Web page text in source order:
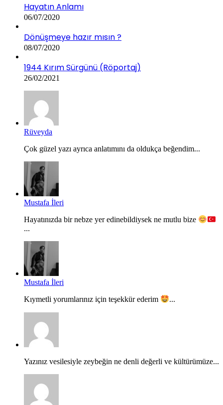
Hayatın Anlamı
06/07/2020
Dönüşmeye hazır mısın ?
08/07/2020
1944 Kırım Sürgünü (Röportaj)
26/02/2021
Rüveyda
Çok güzel yazı ayrıca anlatımını da oldukça beğendim...
Mustafa İleri
Hayatınızda bir nebze yer edinebildiysek ne mutlu bize
...
Mustafa İleri
Kıymetli yorumlarınız için teşekkür ederim ...
Yazınız vesilesiyle zeybeğin ne denli değerli ve kültürümüze...